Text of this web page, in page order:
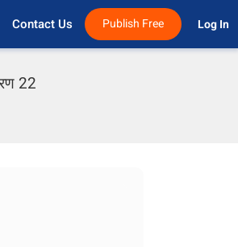
Contact Us Publish Free Log In
22